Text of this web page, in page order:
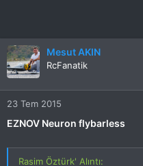
Mesut AKIN
RcFanatik
23 Tem 2015
EZNOV Neuron flybarless
Rasim Öztürk' Alıntı: